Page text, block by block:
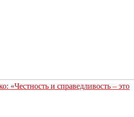
«Честность и справедливость – это